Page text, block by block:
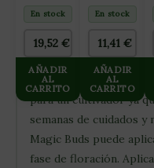
superior de
floración consigue un
contenido fósforo y
densidad,dureza y
para un cultivador ya
semanas de cuidados y
Magic Buds puede
fase de floración.
105L
En stock
19,52 €
AÑADIR
AL
CARRITO
MIX 50L
BIOBIZZ
En stock
11,41€
AÑADIR
AL
CARRITO